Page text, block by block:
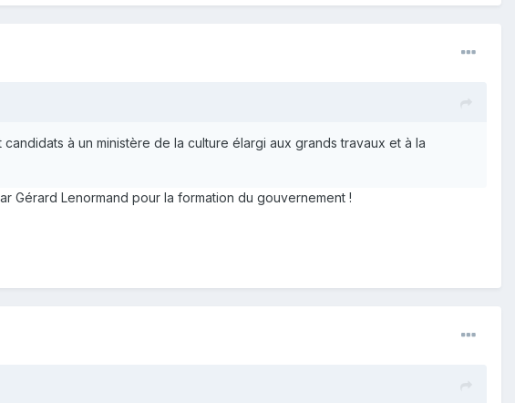
à un ministère de la culture élargi aux grands travaux et à la
Gérard Lenormand pour la formation du gouvernement !